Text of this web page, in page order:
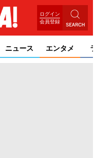
ログイン
会員登録
ニュース エンタメ